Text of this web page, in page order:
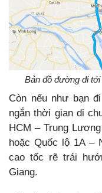
Bản đồ đường đi
Còn nếu như bạn
ngắn thời gian di
HCM – Trung
hoặc Quốc lộ 1A –
cao tốc rẽ trái
Giang.